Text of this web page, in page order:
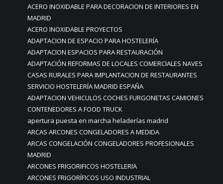
ACERO INOXIDABLE PARA DECORACION DE INTERIORES EN
MADRID
ACERO INOXIDABLE PROYECTOS
ADAPTACION DE ESPACIO PARA HOSTELERÍA
ADAPTACION ESPACIOS PARA RESTAURACIÓN
ADAPTACIÓN REFORMAS DE LOCALES COMERCIALES NAVES
CASAS RURALES PARA IMPLANTACION DE RESTAURANTES
SERVICIO HOSTELERÍA MADRID ESPAÑA
ADAPTACION VEHICULOS COCHES FURGONETAS CAMIONES
CONTENEDORES A FOOD TRUCK
apertura puesta en marcha heladerías madrid
ARCAS ARCONES CONGELADORES A MEDIDA
ARCAS CONGELACIÓN CONGELADORES PROFESIONALES
MADRID
ARCONES FRIGORIFICOS HOSTELERIA
ARCONES FRIGORÍFICOS USO INDUSTRIAL